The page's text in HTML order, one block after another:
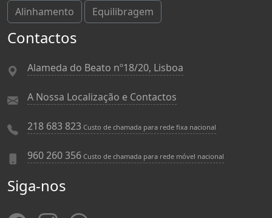
Alinhamento Equilibragem
Contactos
Alameda do Beato nº18/20, Lisboa
A Nossa Localização e Contactos
218 683 823 Custo de chamada para rede fixa nacional
960 260 356 Custo de chamada para rede móvel nacional
Siga-nos